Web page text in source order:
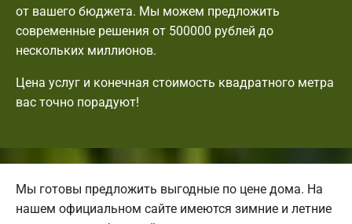
от вашего бюджета. Мы можем предложить
современные решения от 500000 рублей до
нескольких миллионов.
Цена услуг и конечная стоимость квадратного метра
вас точно порадуют!
Мы готовы предложить выгодные по цене дома. На
нашем официальном сайте имеются зимние и летние